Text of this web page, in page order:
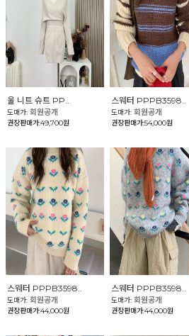
울 니트 슈트 PP..
도매가: 회원공개
권장판매가:49,700원
스웨터 PPPB3598..
도매가: 회원공개
권장판매가:54,000원
스웨터 PPPB3598..
도매가: 회원공개
권장판매가:44,000원
스웨터 PPPB3598..
도매가: 회원공개
권장판매가:44,000원